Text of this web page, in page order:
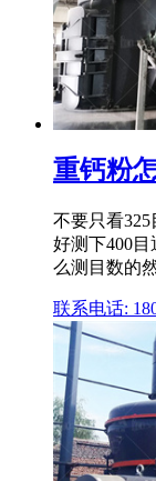
重钙粉
不要只看
好测下400
么测目数的
联系电话: